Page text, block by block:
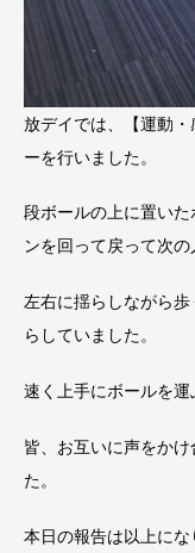
放デイでは、【運動
ーを行いました。
段ボールの上に置い
ンを回って戻って次の
左右に揺らしながら
らしていました。
速く上手にボールを運
皆、お互いに声をか
た。
本日の報告は以上に